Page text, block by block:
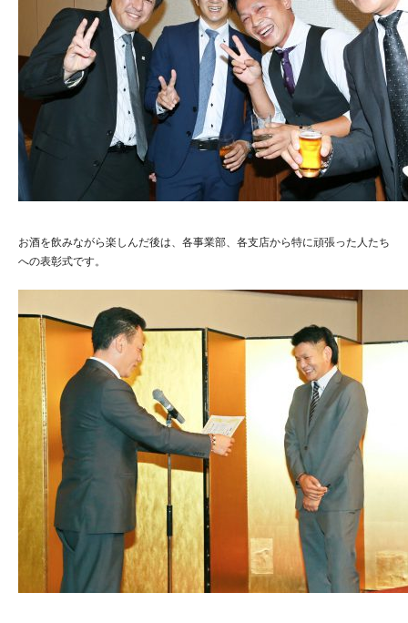
お酒を飲みながら楽しんだ後は、各事業部、各支店から特に頑張った人たち
への表彰式です。